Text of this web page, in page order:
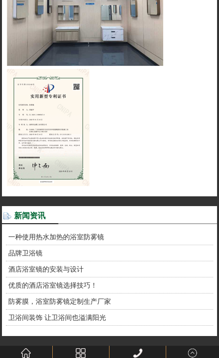
新闻资讯
一种使用热水加热的浴室防雾镜
品牌卫浴镜
酒店浴室镜的安装与设计
优质的酒店浴室镜选择技巧！
防雾膜，浴室防雾镜定制生产厂家
卫浴间装饰 让卫浴间也溢满阳光